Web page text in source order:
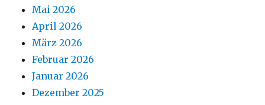
Mai 2026
April 2026
März 2026
Februar 2026
Januar 2026
Dezember 2025